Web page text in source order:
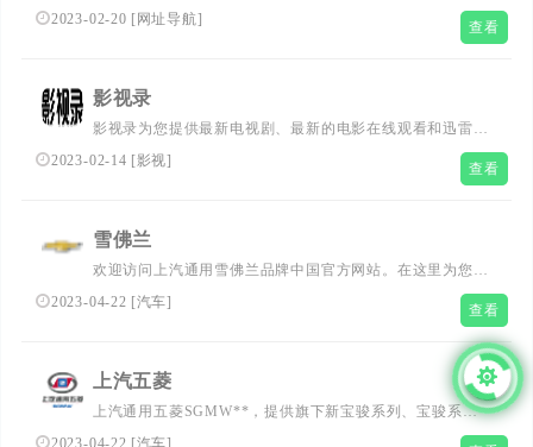
享、软件工具、手机软件、电脑软件、破解软件,还有来自
全网的网站模板,网站源码分享以及各种破解软件下载.未获
片、娱乐的资源搜索神器！
2023-02-20 [网址导航] 查看
影视录
影视录为您提供最新电视剧、最新的电影在线观看和迅雷下
载及百度网盘下载，每天更新最新好看的电视剧，最新的电
影，最新综艺秀，明星信息与相关电影电视剧，同时提供电
2023-02-14 [影视] 查看
雪佛兰
欢迎访问上汽通用雪佛兰品牌中国官方网站。在这里为您提
供雪佛兰轿车、SUV、新能源车等各类新款车型报价及图片
等信息，还可以了解雪佛兰品牌最新动态新闻，市场活动，
2023-04-22 [汽车] 查看
上汽五菱
上汽通用五菱SGMW**，提供旗下新宝骏系列、宝骏系
列、五菱系列各类家用轿车、SUV、MPV、微车、货车、
2023-04-22 [汽车]